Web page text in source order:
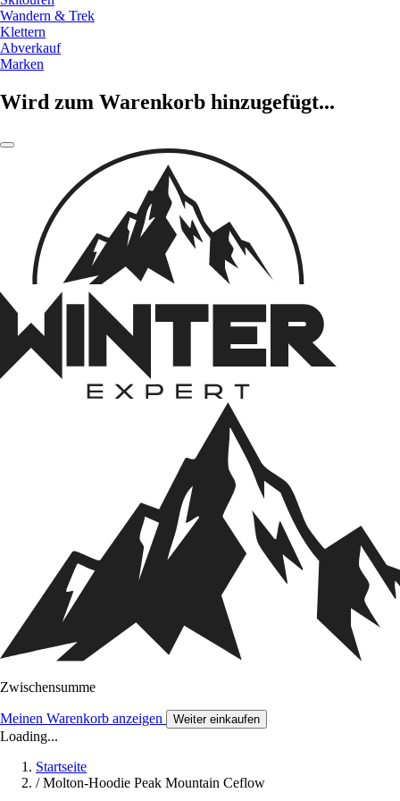
Wandern & Trek
Klettern
Abverkauf
Marken
Wird zum Warenkorb hinzugefügt...
Zwischensumme
Meinen Warenkorb anzeigen Weiter einkaufen
Loading...
Startseite
/ Molton-Hoodie Peak Mountain Ceflow